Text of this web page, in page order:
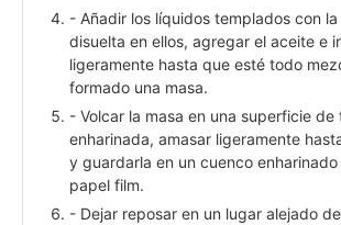
- Añadir los líquidos templados con
disuelta en ellos, agregar el aceite e
ligeramente hasta que esté todo
formado una masa.
- Volcar la masa en una superficie de
enharinada, amasar ligeramente
y guardarla en un cuenco
papel film.
- Dejar reposar en un lugar alejado